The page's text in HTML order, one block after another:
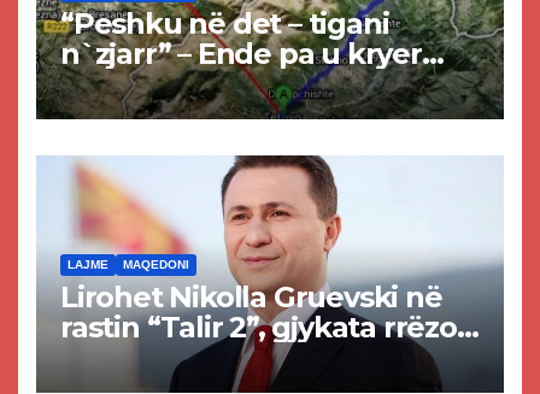
“Peshku në det – tigani
n`zjarr” – Ende pa u kryer
projekti i tunelit, komuna e
Tetovës nis punimet për
LAJME MAQEDONI
Lirohet Nikolla Gruevski në
rastin “Talir 2”, gjykata rrëzon
akuzat për ndërtimin e